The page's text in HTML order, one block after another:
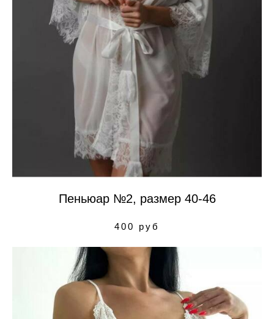
Пеньюар №2, размер 40-46
400 руб